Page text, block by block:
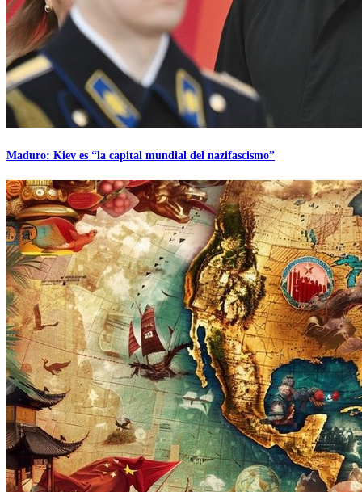
Maduro: Kiev es “la capital mundial del nazifascismo”